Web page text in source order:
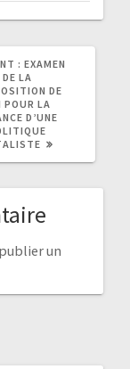
: EXAMEN
DE LA
DE
POUR LA
D’UNE
un